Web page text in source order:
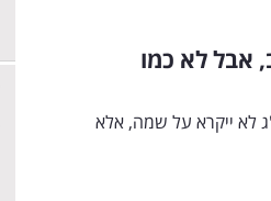
אבל לא כמו
לא ייקרא על שמה, אלא